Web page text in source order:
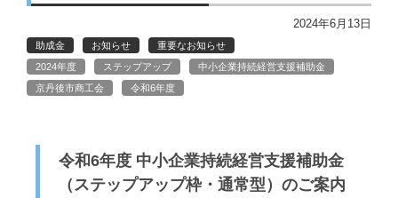
2024年6月13日
助成金 お知らせ
重要なお知らせ
2024年度
ステップアップ
中小企業持続経営支援補助金
京丹後市商工会
令和6年度
令和6年度 中小企業持続経営支援補助金
（ステップアップ枠・通常型）のご案内